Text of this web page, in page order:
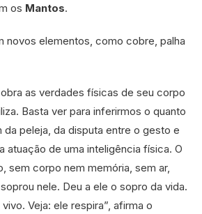
os Mantos.
novos elementos, como cobre, palha
as verdades físicas de seu corpo
Basta ver para inferirmos o quanto
da peleja, da disputa entre o gesto e
atuação de uma inteligência física. O
sem corpo nem memória, sem ar,
nele. Deu a ele o sopro da vida.
Veja: ele respira”, afirma o